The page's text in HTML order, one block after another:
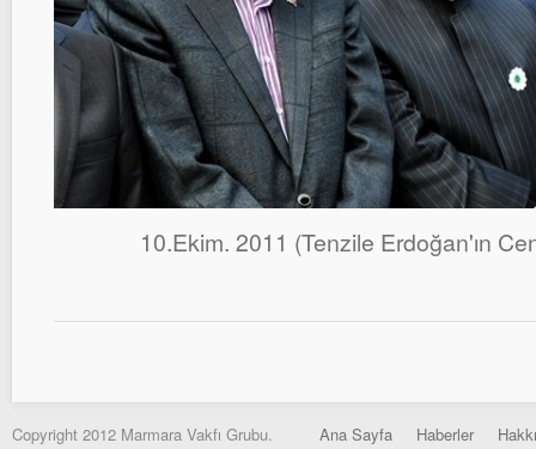
10.Ekim. 2011 (Tenzile Erdoğan'ın
Copyright 2012 Marmara Vakfı Grubu. Ana Sayfa Haberler